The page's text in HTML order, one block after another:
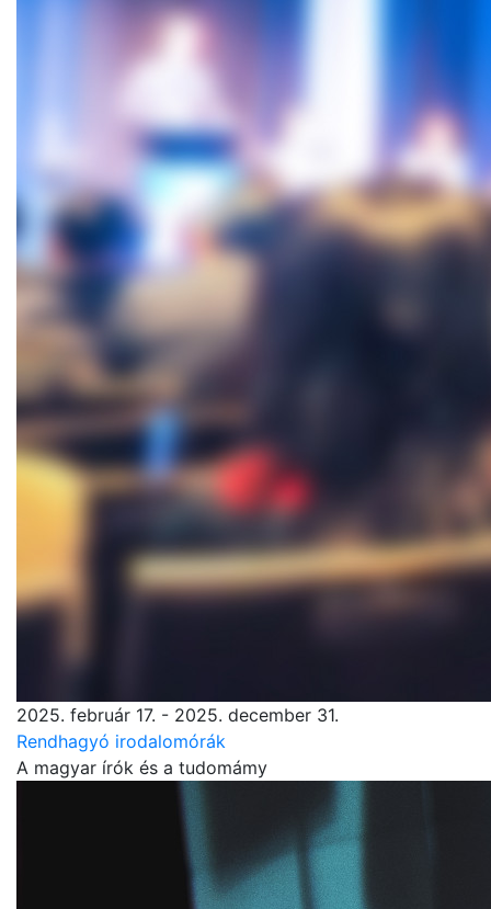
2025. február 17. - 2025. december 31.
Rendhagyó irodalomórák
A magyar írók és a tudomámy